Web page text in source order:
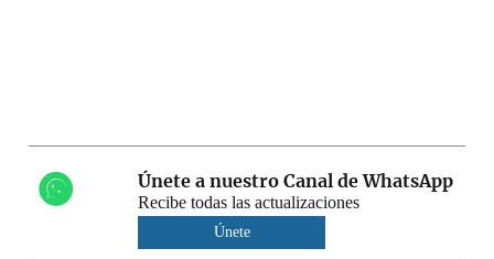
Únete a nuestro Canal de WhatsApp
Recibe todas las actualizaciones
Únete